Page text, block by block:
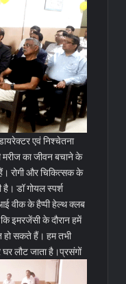
एवं निश्चेतना
मरीज का जीवन बचाने के
रोगी और चिकित्सक के
डॉ गोयल स्पर्श
वीक के हैप्पी हेल्थ क्लब
इमरजेंसी के दौरान हमें
हो सकते हैं। हम तभी
घर लौट जाता है।प्रसंगों